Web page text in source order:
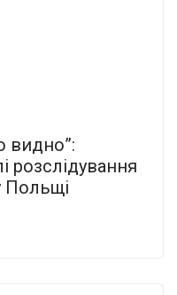
видно”:
розслідування
Польщі